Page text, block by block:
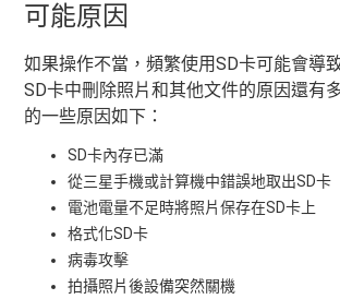
可能原因
如果操作不當，頻繁使用SD卡可能會導
SD卡中刪除照片和其他文件的原因還有
的一些原因如下：
SD卡內存已滿
從三星手機或計算機中錯誤地取出SD卡
電池電量不足時將照片保存在SD卡上
格式化SD卡
病毒攻擊
拍攝照片後設備突然關機